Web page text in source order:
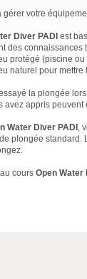
gérer votre
Diver PADI est
des
protégé (piscine
naturel pour
la plongée
avez appris
Water Diver PADI ,
plongée standard.
cours Open Water